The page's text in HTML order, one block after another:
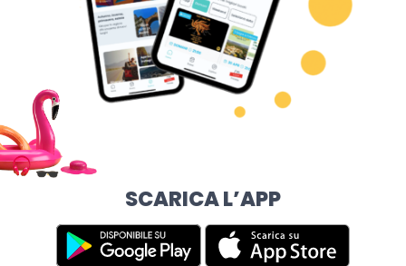
SCARICA L’APP